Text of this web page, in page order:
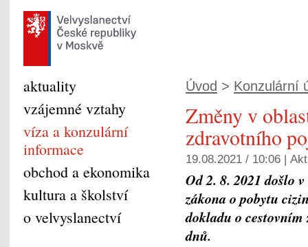
Úvod > Konzulární
Změny v
zdravotního
19.08.2021 / 10:06 |
Od2. 8. 2021došlo
zákona o pobytu
dokladu o
dnů.
aktuality
vzájemné vztahy
víza a konzulární
informace
obchod a ekonomika
kultura a školství
o velvyslanectví